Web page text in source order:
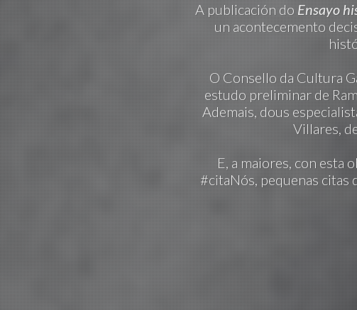
A publicación doEnsayo
un acontecemento
O Consello da Cultura
estudo preliminar de
Ademais, dous
Villares,
E, a maiores, con esta
#citaNós, pequenas citas